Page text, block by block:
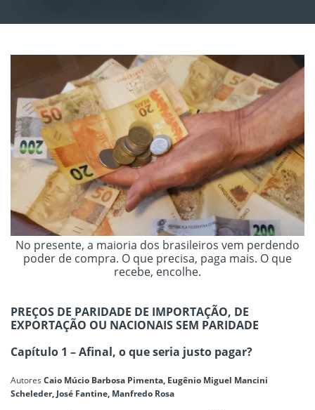
No presente, a maioria dos brasileiros vem perdendo
poder de compra. O que precisa, paga mais. O que
recebe, encolhe.
PREÇOS DE PARIDADE DE IMPORTAÇÃO, DE
EXPORTAÇÃO OU NACIONAIS SEM PARIDADE
Capítulo 1 – Afinal, o que seria justo pagar?
Autores Caio Múcio Barbosa Pimenta, Eugênio Miguel Mancini
Scheleder, José Fantine, Manfredo Rosa